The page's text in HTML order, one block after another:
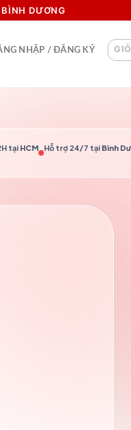
DƯƠNG
NHẬP / ĐĂNG KÝ
tại HCM Hỗ trợ 24/7 tại Bình